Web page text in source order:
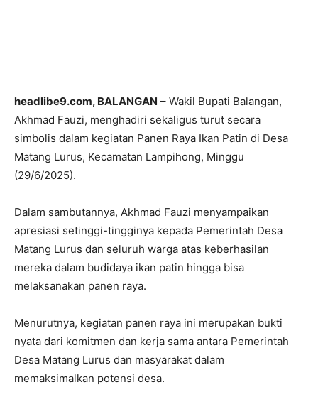
headlibe9.com, BALANGAN – Wakil Bupati Balangan,
Akhmad Fauzi, menghadiri sekaligus turut secara
simbolis dalam kegiatan Panen Raya Ikan Patin di Desa
Matang Lurus, Kecamatan Lampihong, Minggu
(29/6/2025).
Dalam sambutannya, Akhmad Fauzi menyampaikan
apresiasi setinggi-tingginya kepada Pemerintah Desa
Matang Lurus dan seluruh warga atas keberhasilan
mereka dalam budidaya ikan patin hingga bisa
melaksanakan panen raya.
Menurutnya, kegiatan panen raya ini merupakan bukti
nyata dari komitmen dan kerja sama antara Pemerintah
Desa Matang Lurus dan masyarakat dalam
memaksimalkan potensi desa.